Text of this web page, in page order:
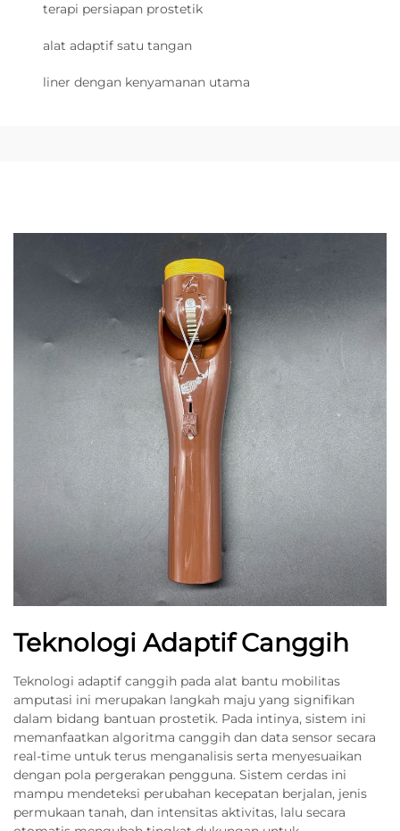
terapi persiapan prostetik
alat adaptif satu tangan
liner dengan kenyamanan utama
Teknologi Adaptif Canggih
Teknologi adaptif canggih pada alat bantu mobilitas
amputasi ini merupakan langkah maju yang signifikan
dalam bidang bantuan prostetik. Pada intinya, sistem ini
memanfaatkan algoritma canggih dan data sensor secara
real-time untuk terus menganalisis serta menyesuaikan
dengan pola pergerakan pengguna. Sistem cerdas ini
mampu mendeteksi perubahan kecepatan berjalan, jenis
permukaan tanah, dan intensitas aktivitas, lalu secara